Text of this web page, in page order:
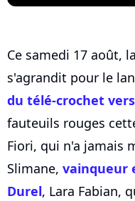
Ce samedi 17 août,
s'agrandit pour le
du télé-crochet
fauteuils rouges
Fiori, qui n'a jamais
Slimane, vainqueur
Durel, Lara Fabian,